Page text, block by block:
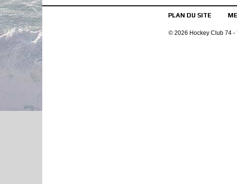
PLAN DU SITE
© 2026 Hockey Club 74 -